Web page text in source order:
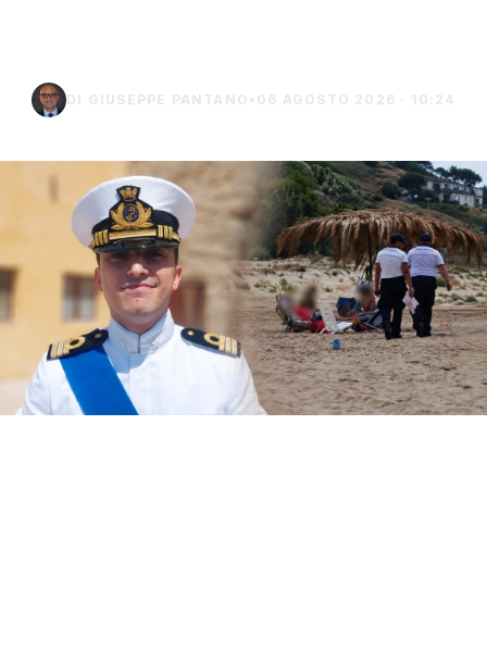
DI GIUSEPPE PANTANO • 06 AGOSTO 2026 · 10:24